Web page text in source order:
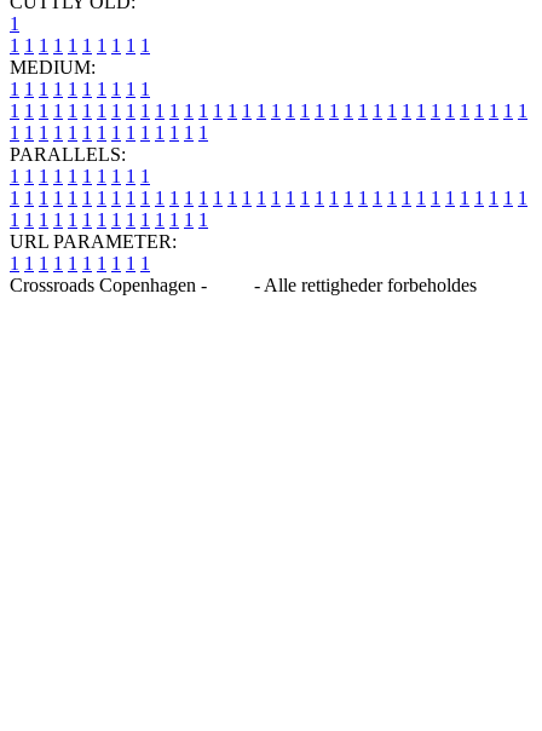
1
1 1 1 1 1 1 1 1 1 1
MEDIUM:
1 1 1 1 1 1 1 1 1 1
1 1 1 1 1 1 1 1 1 1 1 1 1 1 1 1 1 1 1 1 1 1 1 1 1 1 1 1 1 1 1 1 1 1 1 1
1 1 1 1 1 1 1 1 1 1 1 1 1 1
PARALLELS:
1 1 1 1 1 1 1 1 1 1
1 1 1 1 1 1 1 1 1 1 1 1 1 1 1 1 1 1 1 1 1 1 1 1 1 1 1 1 1 1 1 1 1 1 1 1
1 1 1 1 1 1 1 1 1 1 1 1 1 1
URL PARAMETER:
1 1 1 1 1 1 1 1 1 1
Crossroads Copenhagen -
- Alle rettigheder forbeholdes